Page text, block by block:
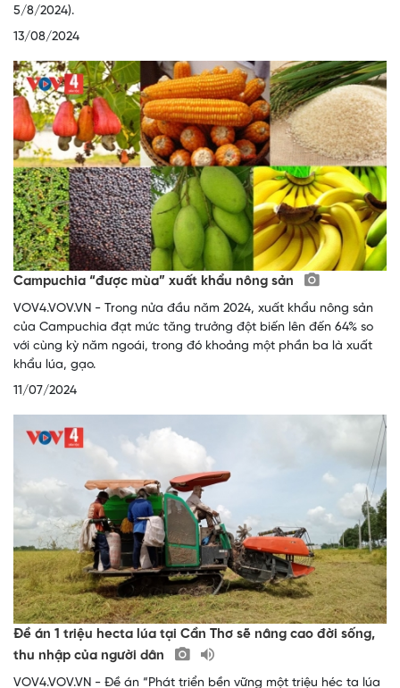
5/8/2024).
13/08/2024
Campuchia “được mùa” xuất khẩu nông sản
VOV4.VOV.VN - Trong nửa đầu năm 2024, xuất khẩu nông sản
của Campuchia đạt mức tăng trưởng đột biến lên đến 64% so
với cùng kỳ năm ngoái, trong đó khoảng một phần ba là xuất
khẩu lúa, gạo.
11/07/2024
Đề án 1 triệu hecta lúa tại Cần Thơ sẽ nâng cao đời sống,
thu nhập của người dân
VOV4.VOV.VN - Đề án “Phát triển bền vững một triệu héc ta lúa